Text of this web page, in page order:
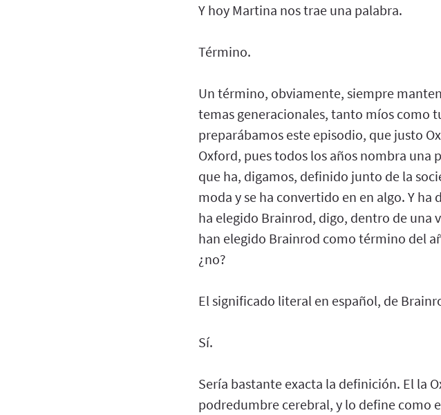
Y hoy Martina nos trae una palabra.
Término.
Un término, obviamente, siempre
temas generacionales, tanto míos como
preparábamos este episodio, que justo
Oxford, pues todos los años nombra una
que ha, digamos, definido junto de la
moda y se ha convertido en en algo. Y
ha elegido Brainrod, digo, dentro de una
han elegido Brainrod como término del
¿no?
El significado literal en español, de
Sí.
Sería bastante exacta la definición. El la
podredumbre cerebral, y lo define como